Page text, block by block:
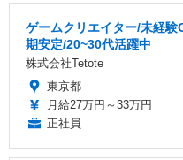
ゲームクリエイター/未経
期安定/20~30代活躍中
株式会社Tetote
東京都
月給27万円～33万円
正社員